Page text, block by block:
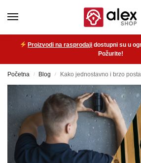
Proizvodi na rasprodaji dostupni su u
Požurite!
Početna / Blog / Kako jednostavno i brzo